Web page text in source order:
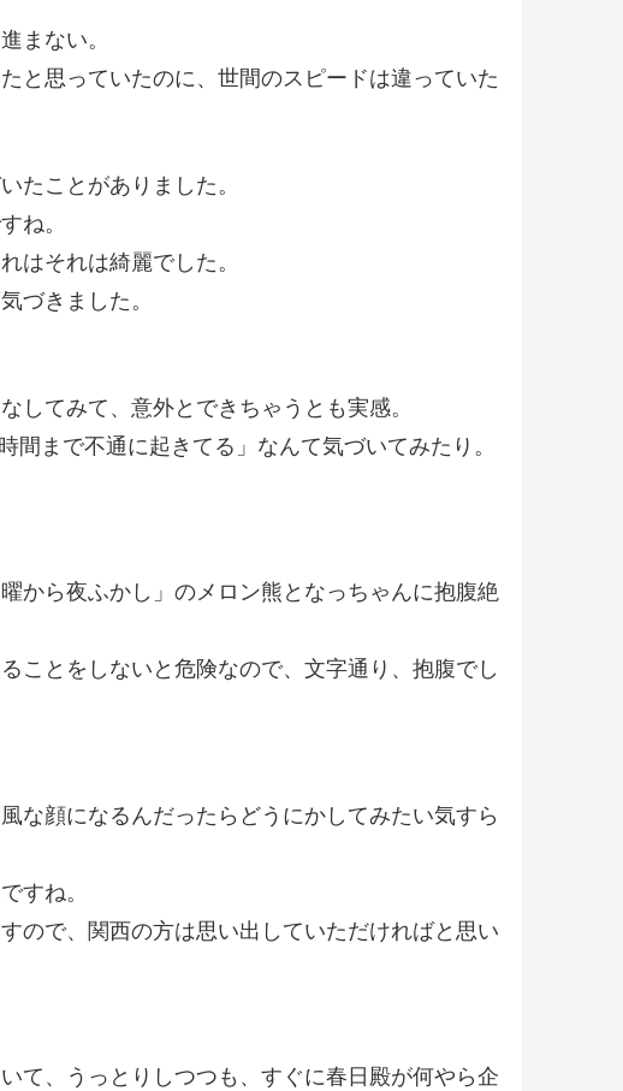
まない。
と思っていたのに、世間のスピードは違っていた
たことがありました。
ね。
はそれは綺麗でした。
づきました。
してみて、意外とできちゃうとも実感。
まで不通に起きてる」なんて気づいてみたり。
から夜ふかし」のメロン熊となっちゃんに抱腹絶
ことをしないと危険なので、文字通り、抱腹でし
な顔になるんだったらどうにかしてみたい気すら
すね。
ので、関西の方は思い出していただければと思い
て、うっとりしつつも、すぐに春日殿が何やら企